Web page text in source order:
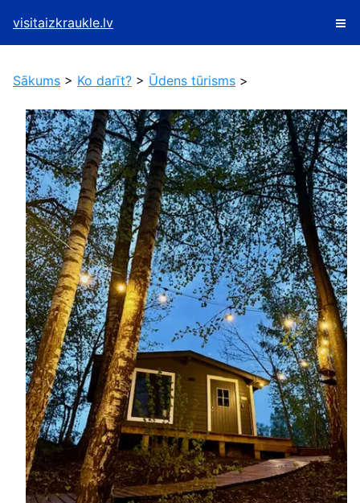
visitaizkraukle.lv
Sākums > Ko darīt? > Ūdens tūrisms >